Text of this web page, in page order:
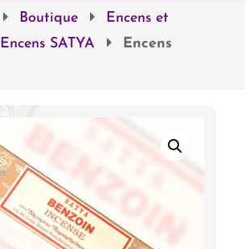
Boutique
Encens et
Encens SATYA
Encens